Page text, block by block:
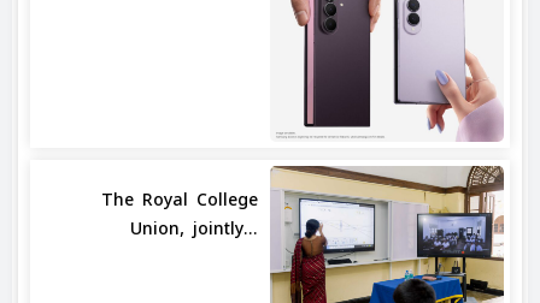
The Royal College
Union, jointly...